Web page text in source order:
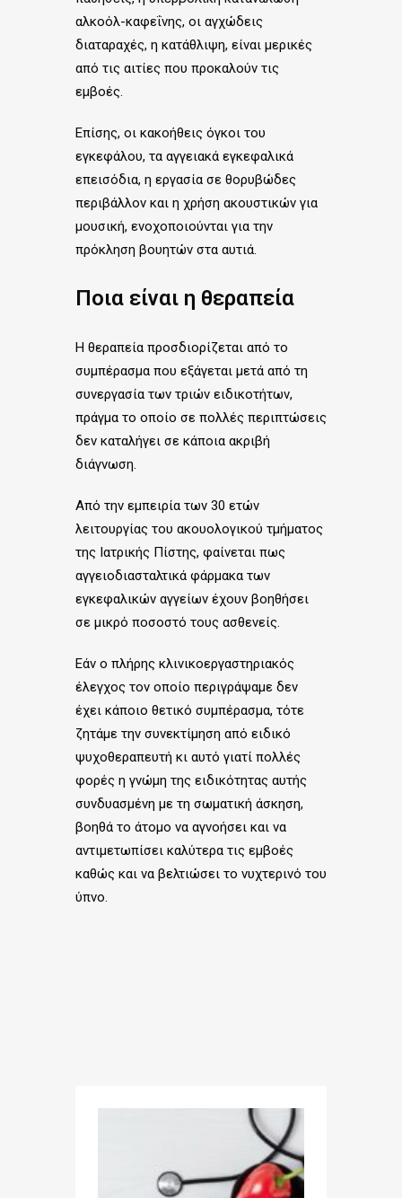
αλκοόλ-καφεΐνης, οι αγχώδεις
διαταραχές, η κατάθλιψη, είναι μερικές
από τις αιτίες που προκαλούν τις
εμβοές.
Επίσης, οι κακοήθεις όγκοι του
εγκεφάλου, τα αγγειακά εγκεφαλικά
επεισόδια, η εργασία σε θορυβώδες
περιβάλλον και η χρήση ακουστικών για
μουσική, ενοχοποιούνται για την
πρόκληση βουητών στα αυτιά.
Ποια είναι η θεραπεία
Η θεραπεία προσδιορίζεται από το
συμπέρασμα που εξάγεται μετά από τη
συνεργασία των τριών ειδικοτήτων,
πράγμα το οποίο σε πολλές περιπτώσεις
δεν καταλήγει σε κάποια ακριβή
διάγνωση.
Από την εμπειρία των 30 ετών
λειτουργίας του ακουολογικού τμήματος
της Ιατρικής Πίστης, φαίνεται πως
αγγειοδιασταλτικά φάρμακα των
εγκεφαλικών αγγείων έχουν βοηθήσει
σε μικρό ποσοστό τους ασθενείς.
Εάν ο πλήρης κλινικοεργαστηριακός
έλεγχος τον οποίο περιγράψαμε δεν
έχει κάποιο θετικό συμπέρασμα, τότε
ζητάμε την συνεκτίμηση από ειδικό
ψυχοθεραπευτή κι αυτό γιατί πολλές
φορές η γνώμη της ειδικότητας αυτής
συνδυασμένη με τη σωματική άσκηση,
βοηθά το άτομο να αγνοήσει και να
αντιμετωπίσει καλύτερα τις εμβοές
καθώς και να βελτιώσει το νυχτερινό του
ύπνο.